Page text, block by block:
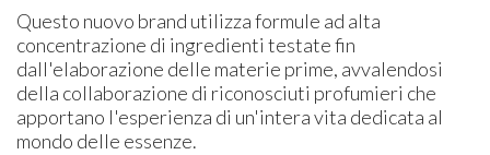
Questo nuovo brand utilizza formule ad alta
concentrazione di ingredienti testate fin
dall'elaborazione delle materie prime, avvalendosi
della collaborazione di riconosciuti profumieri che
apportano l'esperienza di un'intera vita dedicata al
mondo delle essenze.